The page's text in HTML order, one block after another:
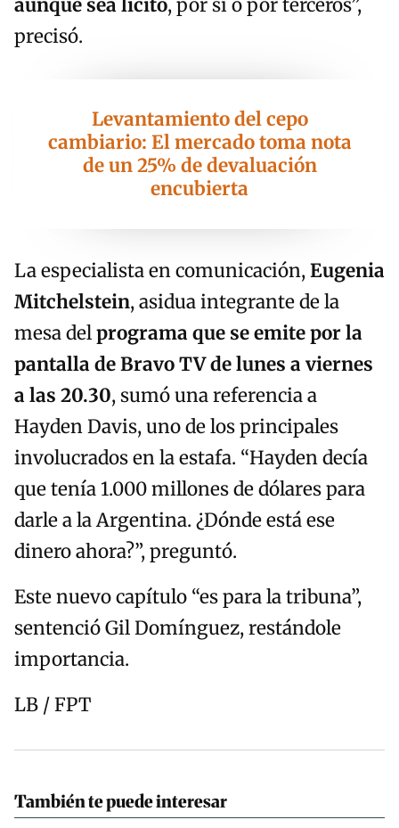
aunque sea lícito, por sí o por terceros”,
precisó.
Levantamiento del cepo
cambiario: El mercado toma nota
de un 25% de devaluación
encubierta
La especialista en comunicación,Eugenia
Mitchelstein, asidua integrante de la
mesa delprograma que se emite por la
pantalla de Bravo TV de lunes a viernes
a las 20.30, sumó una referencia a
Hayden Davis, uno de los principales
involucrados en la estafa. “Hayden decía
que tenía 1.000 millones de dólares para
darle a la Argentina. ¿Dónde está ese
dinero ahora?”, preguntó.
Este nuevo capítulo “es para la tribuna”,
sentenció Gil Domínguez, restándole
importancia.
LB / FPT
También te puede interesar